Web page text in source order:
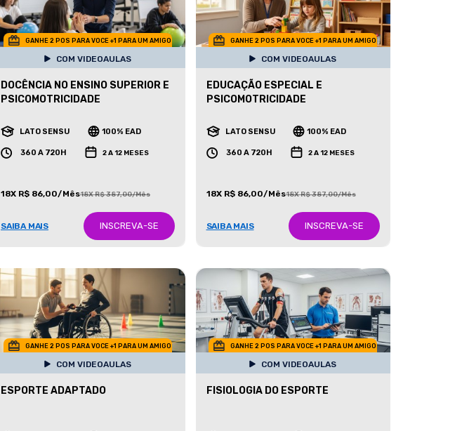
GANHE 2 POS PARA VOCE +1 PARA UM AMIGO
COM VIDEOAULAS
DOCÊNCIA NO ENSINO SUPERIOR E
PSICOMOTRICIDADE
LATO SENSU 100% EAD
360 A 720H 2 A 12 MESES
18X R$ 86,00/Mês18X R$ 387,00/Mês
SAIBA MAIS INSCREVA-SE
GANHE 2 POS PARA VOCE +1 PARA UM AMIGO
COM VIDEOAULAS
EDUCAÇÃO ESPECIAL E
PSICOMOTRICIDADE
LATO SENSU 100% EAD
360 A 720H 2 A 12 MESES
18X R$ 86,00/Mês18X R$ 387,00/Mês
SAIBA MAIS INSCREVA-SE
GANHE 2 POS PARA VOCE +1 PARA UM AMIGO
COM VIDEOAULAS
ESPORTE ADAPTADO
GANHE 2 POS PARA VOCE +1 PARA UM AMIGO
COM VIDEOAULAS
FISIOLOGIA DO ESPORTE